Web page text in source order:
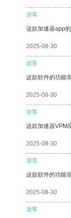
游客
这款加速器app
2025-08-30
游客
这款软件的功能
2025-08-30
游客
这款加速器VPM
2025-08-30
游客
这款软件的功能
2025-08-30
游客